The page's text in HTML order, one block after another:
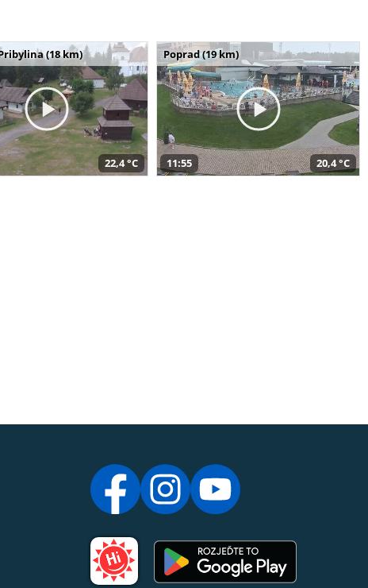
(18 km)
22,4 °C
Poprad (19 km)
11:55 20,4 °C